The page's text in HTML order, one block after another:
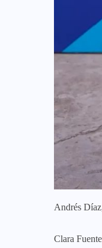
Andrés
Clara